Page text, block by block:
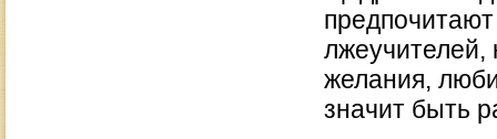
лжеучителей,
желания,
значит быть